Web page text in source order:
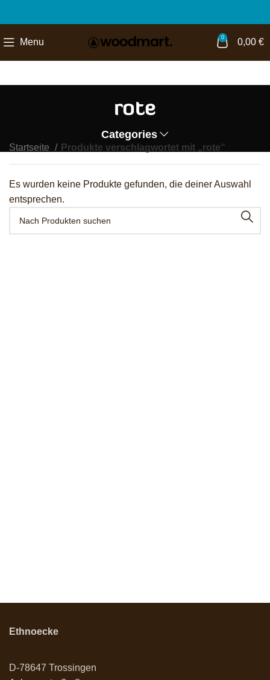
Menu 0 0,00 €
rote
Categories
Startseite Produkte verschlagwortet mit „rote“
Es wurden keine Produkte gefunden, die deiner Auswahl
entsprechen.
Ethnoecke
D-78647 Trossingen